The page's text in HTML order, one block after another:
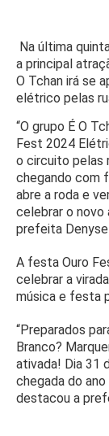
Na última
a principal
O Tchan irá se
elétrico pelas
“O grupo É O
Fest 2024
o circuito pelas
chegando com
abre a roda e
celebrar o novo
prefeita Denyse
A festa Ouro
celebrar a
música e festa
“Preparados
Branco?
ativada! Dia 31
chegada do
destacou a